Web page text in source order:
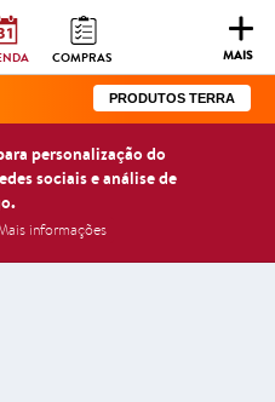
PRODUTOS TERRA
personalização do
sociais e análise de
informações
MAIS
COMPRAS